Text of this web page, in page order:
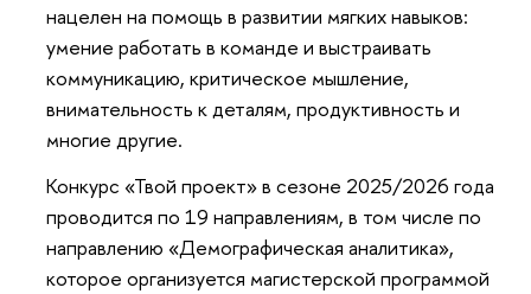
нацелен на помощь в развитии мягких навыков:
умение работать в команде и выстраивать
коммуникацию, критическое мышление,
внимательность к деталям, продуктивность и
многие другие.
Конкурс «Твой проект» в сезоне 2025/2026 года
проводится по 19 направлениям, в том числе по
направлению «Демографическая аналитика»,
которое организуется магистерской программой